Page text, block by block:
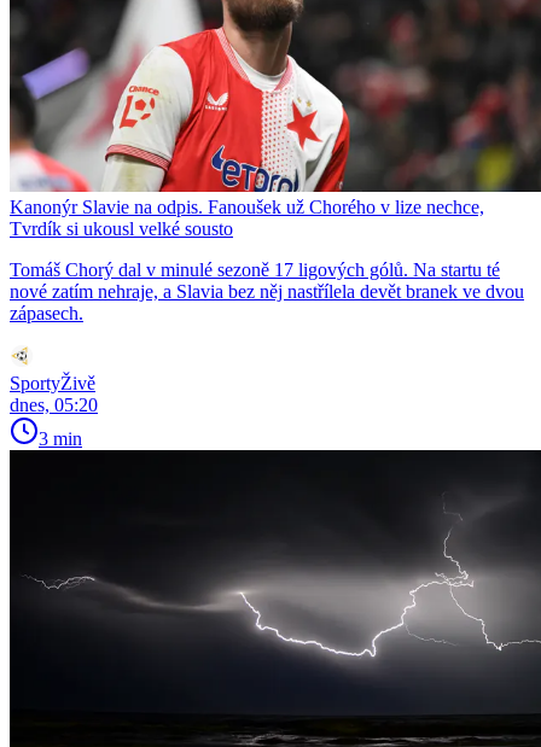
Kanonýr Slavie na odpis. Fanoušek už Chorého v lize nechce,
Tvrdík si ukousl velké sousto
Tomáš Chorý dal v minulé sezoně 17 ligových gólů. Na startu té
nové zatím nehraje, a Slavia bez něj nastřílela devět branek ve dvou
zápasech.
SportyŽivě
dnes, 05:20
3 min